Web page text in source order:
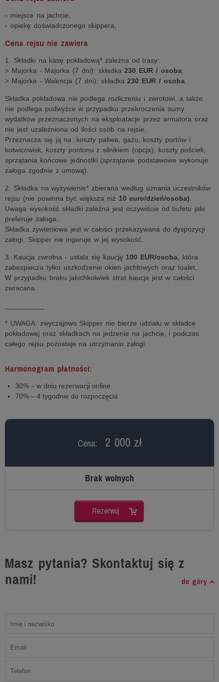
- miejsce na jachcie,
- opiekę doświadczonego skippera,
Cena rejsu nie zawiera
1. Składki na kasę pokładową* zależna od trasy:
> Majorka - Majorka (7 dni): składka230 EUR / osoba.
> Majorka - Walencja (7 dni): składka230 EUR / osoba.
Składka pokładowa nie podlega rozliczeniu i zwrotowi, a także
nie podlega podwyżce w przypadku przekroczenia sumy
wydatków przeznaczonych na eksploatacje przez armatora oraz
nie jest uzależniona od ilości osób na rejsie.
Przeznacza się ją na: koszty paliwa, gazu, koszty portów i
kotwicowisk, koszty pontonu z silnikiem (opcja), koszty pościeli,
sprzątania końcowe jednostki (sprzątanie podstawowe wykonuje
załoga zgodnie z umową).
2. Składka na wyżywienie* zbierana według uznania uczestników
rejsu (nie powinna być większa niż 10 euro/dzień/osoba)
Uwaga wysokość składki zależna jest oczywiście od bufetu jaki
preferuje załoga.
Składka żywieniowa jest w całości przekazywana do dyspozycji
załogi. Skipper nie ingeruje w jej wysokość.
3. Kaucja zwrotna - ustala się kaucję 100 EUR/osoba , która
zabezpiecza tylko uszkodzenie okien jachtowych oraz toalet.
W przypadku braku jakichkolwiek strat kaucja jest w całości
zwracana.
* UWAGA: zwyczajowo Skipper nie bierze udziału w składce
pokładowej oraz składkach na jedzenie na jachcie, i podczas
całego rejsu pozostaje na utrzymaniu załogi.
Harmonogram płatności:
30% – w dniu rezerwacji online
70% – 4 tygodnie do rozpoczęcia
Cena: 2 000 zł
Brak wolnych
Rezerwuj
Masz pytania? Skontaktuj się z
nami!
do góry